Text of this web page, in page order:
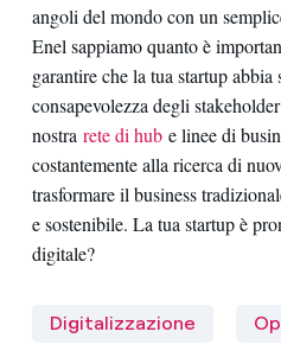
angoli del mondo con un
Enel sappiamo quanto è
garantire che la tua startup abbia
consapevolezza degli
nostra rete di hube linee di
costantemente alla ricerca di
trasformare il business
e sostenibile. La tua startup è
digitale?
Digitalizzazione